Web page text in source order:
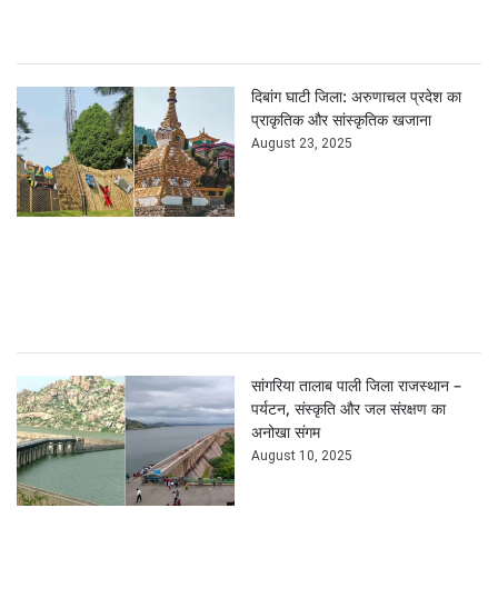
दिबांग घाटी जिला: अरुणाचल प्रदेश का
प्राकृतिक और सांस्कृतिक खजाना
August 23, 2025
सांगरिया तालाब पाली जिला राजस्थान –
पर्यटन, संस्कृति और जल संरक्षण का
अनोखा संगम
August 10, 2025